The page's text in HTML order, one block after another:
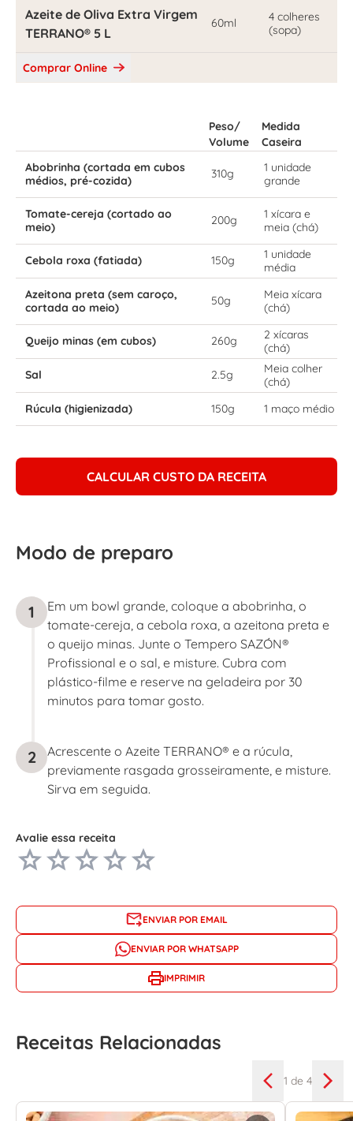
Azeite de Oliva Extra Virgem
TERRANO® 5 L
60ml
4 colheres
(sopa)
Comprar Online
Peso/
Volume
Medida
Caseira
Abobrinha (cortada em cubos
médios, pré-cozida)
310g
1 unidade
grande
Tomate-cereja (cortado ao
meio)
200g
1 xícara e
meia (chá)
Cebola roxa (fatiada) 150g
1 unidade
média
Azeitona preta (sem caroço,
cortada ao meio)
50g
Meia xícara
(chá)
Queijo minas (em cubos) 260g
2 xícaras
(chá)
Sal
2.5g
Meia colher
(chá)
Rúcula (higienizada)
150g 1 maço médio
CALCULAR CUSTO DA RECEITA
Modo de preparo
1
Em um bowl grande, coloque a abobrinha, o
tomate-cereja, a cebola roxa, a azeitona preta e
o queijo minas. Junte o Tempero SAZÓN®
Profissional e o sal, e misture. Cubra com
plástico-filme e reserve na geladeira por 30
minutos para tomar gosto.
2
Acrescente o Azeite TERRANO® e a rúcula,
previamente rasgada grosseiramente, e misture.
Sirva em seguida.
Avalie essa receita
ENVIAR POR EMAIL
ENVIAR POR WHATSAPP
IMPRIMIR
Receitas Relacionadas
1 de 4